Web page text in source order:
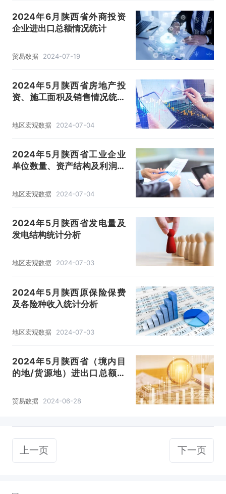
2024年6月陕西省外商投资
企业进出口总额情况统计
贸易数据 2024-07-19
2024年5月陕西省房地产投
资、施工面积及销售情况统计
地区宏观数据 2024-07-04
2024年5月陕西省工业企业
单位数量、资产结构及利润统
地区宏观数据 2024-07-04
2024年5月陕西省发电量及
发电结构统计分析
地区宏观数据 2024-07-03
2024年5月陕西原保险保费
及各险种收入统计分析
地区宏观数据 2024-07-03
2024年5月陕西省（境内目
的地/货源地）进出口总额及
贸易数据 2024-06-28
上一页 下一页